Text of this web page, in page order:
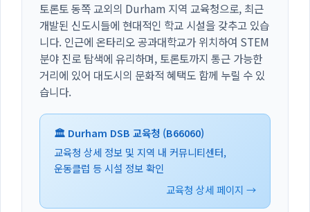
토론토 동쪽 교외의 Durham 지역 교육청으로, 최근
개발된 신도시들에 현대적인 학교 시설을 갖추고 있습
니다. 인근에 온타리오 공과대학교가 위치하여 STEM
분야 진로 탐색에 유리하며, 토론토까지 통근 가능한
거리에 있어 대도시의 문화적 혜택도 함께 누릴 수 있
습니다.
🏛️ Durham DSB 교육청 (B66060)
교육청 상세 정보 및 지역 내 커뮤니티센터,
운동클럽 등 시설 정보 확인
교육청 상세 페이지 →